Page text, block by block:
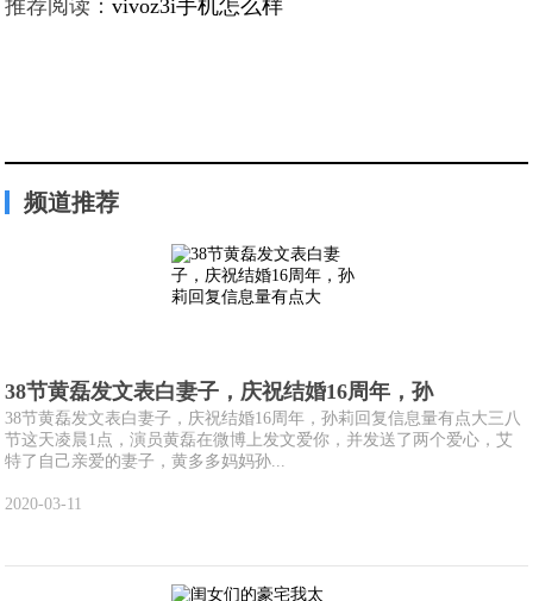
推荐阅读：vivoz3i手机怎么样
频道推荐
38节黄磊发文表白妻子，庆祝结婚16周年，孙
38节黄磊发文表白妻子，庆祝结婚16周年，孙莉回复信息量有点大三八
节这天凌晨1点，演员黄磊在微博上发文爱你，并发送了两个爱心，艾
特了自己亲爱的妻子，黄多多妈妈孙...
2020-03-11